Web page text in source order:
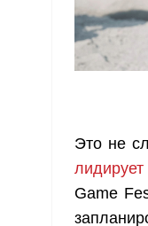
Это не
лидирует
Game